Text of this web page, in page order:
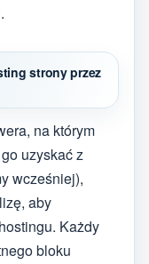
strony przez
na którym
uzyskać z
wcześniej),
aby
Każdy
bloku